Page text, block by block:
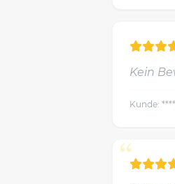
Kein
Kunde:
“